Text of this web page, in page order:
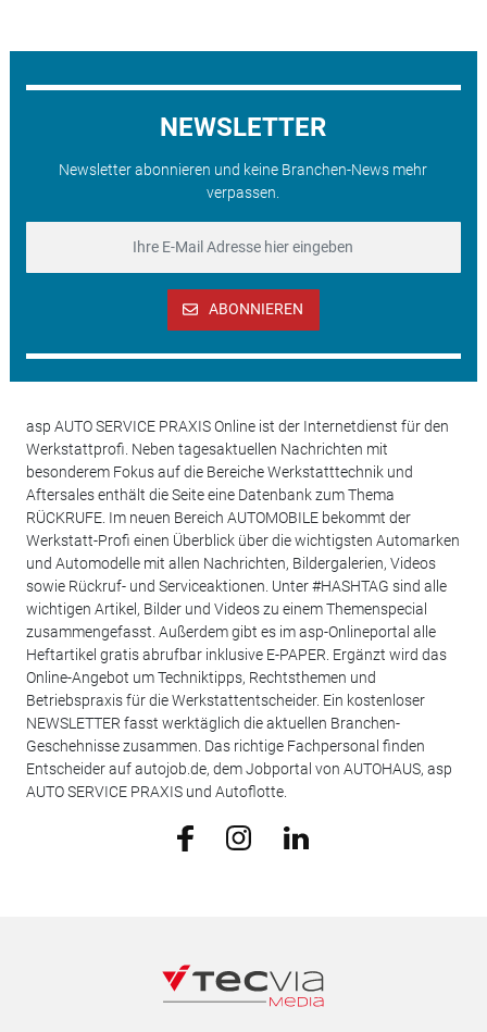
NEWSLETTER
Newsletter abonnieren und keine Branchen-News mehr
verpassen.
ABONNIEREN
asp AUTO SERVICE PRAXIS Online ist der Internetdienst für den
Werkstattprofi. Neben tagesaktuellen Nachrichten mit
besonderem Fokus auf die Bereiche Werkstatttechnik und
Aftersales enthält die Seite eine Datenbank zum Thema
RÜCKRUFE. Im neuen Bereich AUTOMOBILE bekommt der
Werkstatt-Profi einen Überblick über die wichtigsten Automarken
und Automodelle mit allen Nachrichten, Bildergalerien, Videos
sowie Rückruf- und Serviceaktionen. Unter #HASHTAG sind alle
wichtigen Artikel, Bilder und Videos zu einem Themenspecial
zusammengefasst. Außerdem gibt es im asp-Onlineportal alle
Heftartikel gratis abrufbar inklusive E-PAPER. Ergänzt wird das
Online-Angebot um Techniktipps, Rechtsthemen und
Betriebspraxis für die Werkstattentscheider. Ein kostenloser
NEWSLETTER fasst werktäglich die aktuellen Branchen-
Geschehnisse zusammen. Das richtige Fachpersonal finden
Entscheider auf autojob.de, dem Jobportal von AUTOHAUS, asp
AUTO SERVICE PRAXIS und Autoflotte.